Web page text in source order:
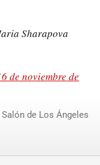
Sharapova
de noviembre de
Salón de Los Ángeles